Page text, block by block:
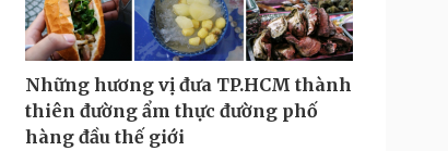
Những hương vị đưa TP.HCM thành
thiên đường ẩm thực đường phố
hàng đầu thế giới